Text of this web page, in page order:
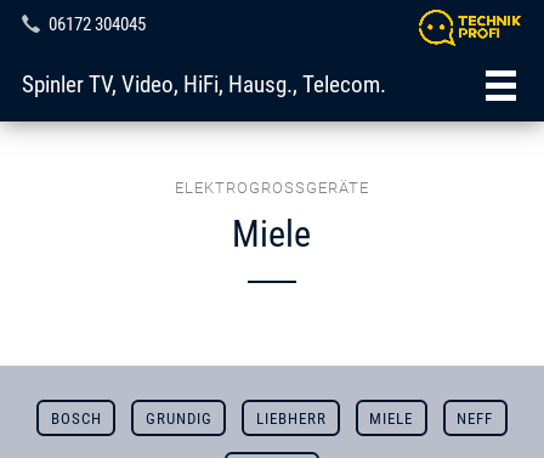
06172 304045
Spinler TV, Video, HiFi, Hausg., Telecom.
ELEKTROGROSSGERÄTE
Miele
BOSCH GRUNDIG LIEBHERR MIELE NEFF